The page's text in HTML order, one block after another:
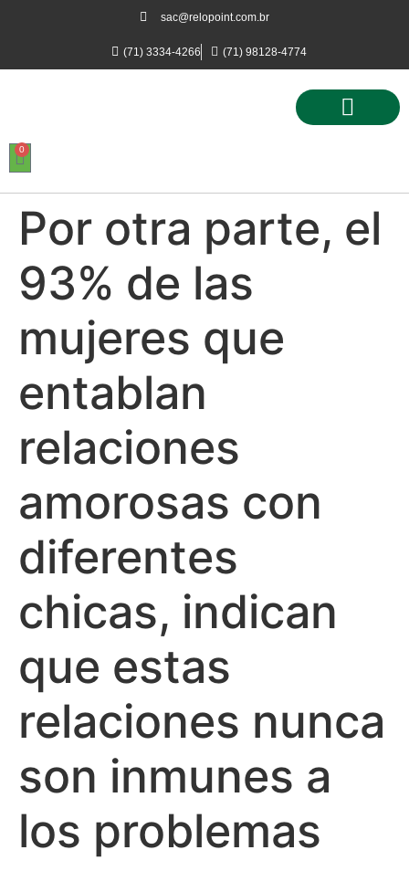
sac@relopoint.com.br
(71) 3334-4266 (71) 98128-4774
0
Por otra parte, el
93% de las
mujeres que
entablan
relaciones
amorosas con
diferentes
chicas, indican
que estas
relaciones nunca
son inmunes a
los problemas